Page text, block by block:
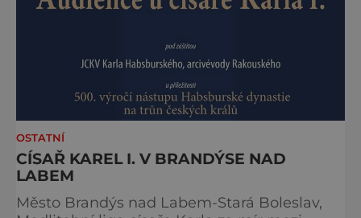
OSTATNÍ
CÍSAŘ KAREL I. V BRANDÝSE NAD
LABEM
Město Brandýs nad Labem-Stará Boleslav,